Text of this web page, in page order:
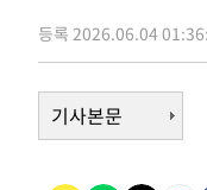
1시간 전 >'월드컵 탈락
1시간 전 >서울 낮
1시간 전 >[속보]종합특
2시간 전 >[속보]코스
등록 2026.06.04
기사본문